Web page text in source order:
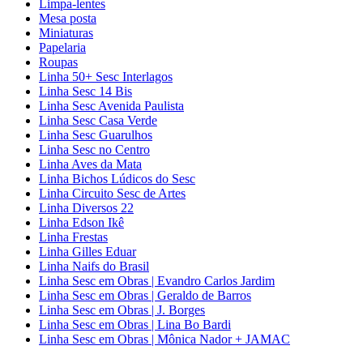
Limpa-lentes
Mesa posta
Miniaturas
Papelaria
Roupas
Linha 50+ Sesc Interlagos
Linha Sesc 14 Bis
Linha Sesc Avenida Paulista
Linha Sesc Casa Verde
Linha Sesc Guarulhos
Linha Sesc no Centro
Linha Aves da Mata
Linha Bichos Lúdicos do Sesc
Linha Circuito Sesc de Artes
Linha Diversos 22
Linha Edson Ikê
Linha Frestas
Linha Gilles Eduar
Linha Naifs do Brasil
Linha Sesc em Obras | Evandro Carlos Jardim
Linha Sesc em Obras | Geraldo de Barros
Linha Sesc em Obras | J. Borges
Linha Sesc em Obras | Lina Bo Bardi
Linha Sesc em Obras | Mônica Nador + JAMAC